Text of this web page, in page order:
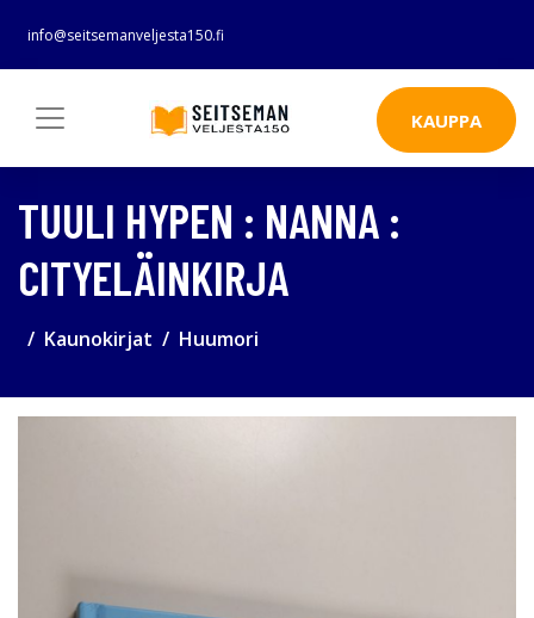
info@seitsemanveljesta150.fi
KAUPPA
TUULI HYPEN : NANNA :
CITYELÄINKIRJA
Kaunokirjat Huumori